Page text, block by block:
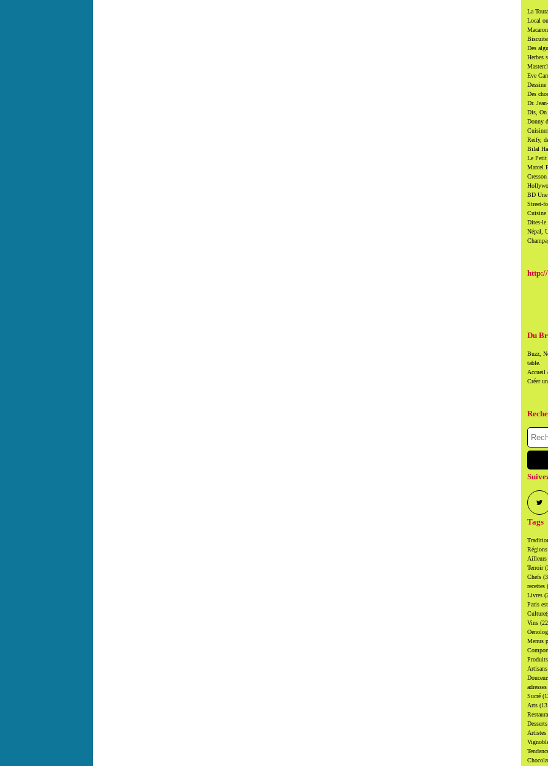
La
Local
Des
Herbes
Eve
Des
Dr.
Dis, On
Donny
Reify,
Bilal
Le Petit
Marcel
BD Une
Street-
Cuisine
Dites-le
Népal,
Du
Buzz,
table.
Accueil
Créer
Tags
Régions
Ailleurs
Terroir
Chefs
recettes
Livres
Paris
Vins
Menus
Produits
Artisans
adresses
Sucré
Arts
Desserts
Artistes